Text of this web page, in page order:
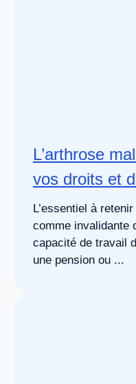
L’arthrose
vos droits et
L’essentiel à
comme invalidante
capacité de travail
une pension ou ...